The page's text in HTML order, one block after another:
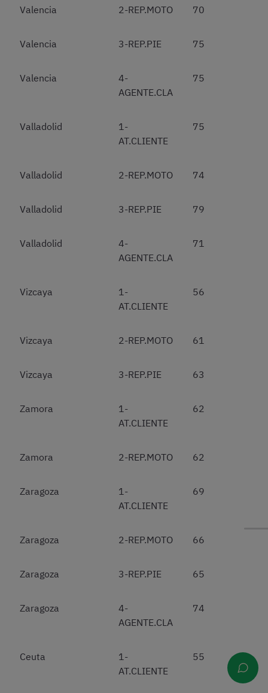
Valencia 2-REP.MOTO 70
Valencia 3-REP.PIE 75
Valencia
4-
AGENTE.CLA
75
Valladolid
1-
AT.CLIENTE
75
Valladolid 2-REP.MOTO 74
Valladolid 3-REP.PIE 79
Valladolid
4-
AGENTE.CLA
71
Vizcaya
1-
AT.CLIENTE
56
Vizcaya 2-REP.MOTO 61
Vizcaya 3-REP.PIE 63
Zamora
1-
AT.CLIENTE
62
Zamora 2-REP.MOTO 62
Zaragoza
1-
AT.CLIENTE
69
Zaragoza 2-REP.MOTO 66
Zaragoza 3-REP.PIE 65
Zaragoza
4-
AGENTE.CLA
74
Ceuta
1-
AT.CLIENTE
55